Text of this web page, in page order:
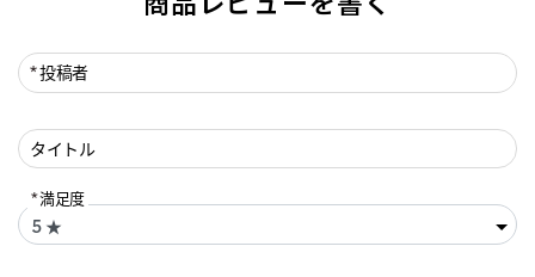
投稿者
タイトル
満足度